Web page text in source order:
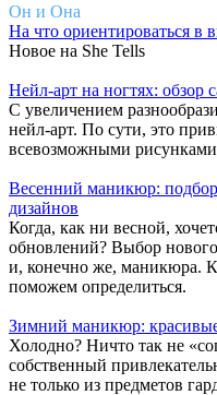
Он и Она
На что ориентироваться
Новое на She Tells
Нейл-арт на ногтях: обзор
С увеличением
нейл-арт. По сути, это
всевозможными
Весенний маникюр:
дизайнов
Когда, как ни весной,
обновлений? Выбор
и, конечно же, маникюра.
поможем определиться.
Зимний маникюр:
Холодно? Ничто так не
собственный
не только из предметов